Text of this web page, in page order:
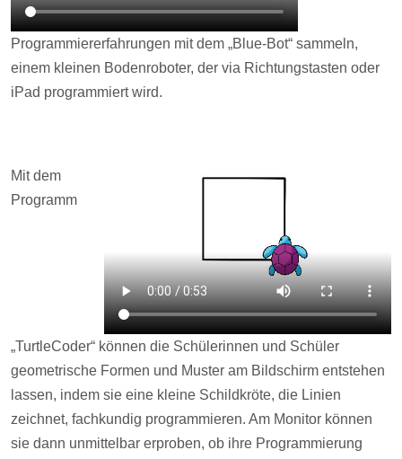
Programmiererfahrungen mit dem „Blue-Bot“ sammeln,
einem kleinen Bodenroboter, der via Richtungstasten oder
iPad programmiert wird.
Mit dem
Programm
„TurtleCoder“ können die Schülerinnen und Schüler
geometrische Formen und Muster am Bildschirm entstehen
lassen, indem sie eine kleine Schildkröte, die Linien
zeichnet, fachkundig programmieren. Am Monitor können
sie dann unmittelbar erproben, ob ihre Programmierung